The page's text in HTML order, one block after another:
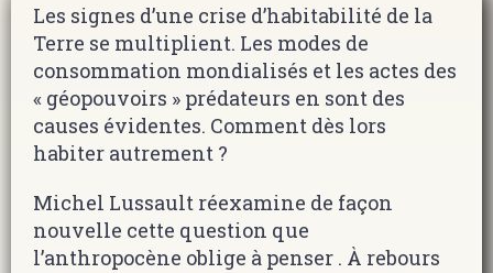
Les signes d’une crise d’habitabilité de la
Terre se multiplient. Les modes de
consommation mondialisés et les actes des
« géopouvoirs » prédateurs en sont des
causes évidentes. Comment dès lors
habiter autrement ?
Michel Lussault réexamine de façon
nouvelle cette question que
l’anthropocène oblige à penser . À rebours